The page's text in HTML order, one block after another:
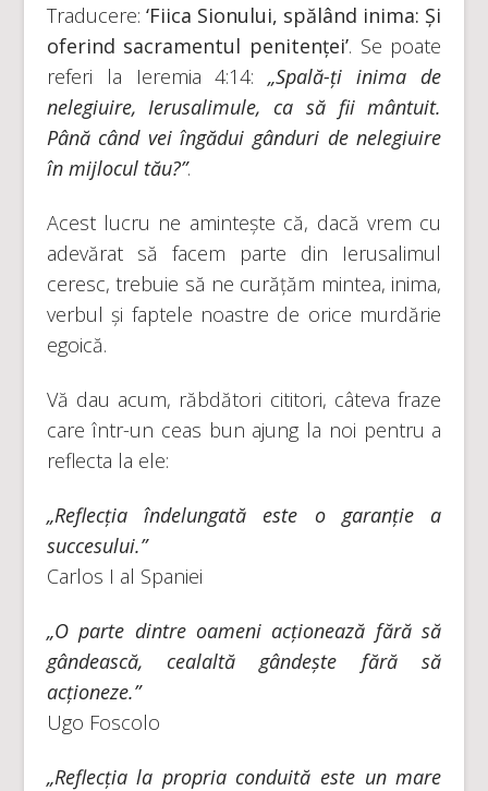
Traducere: ‘Fiica Sionului, spălând inima: Și
oferind sacramentul penitenței’. Se poate
referi la Ieremia 4:14:„Spală-ți inima de
nelegiuire, Ierusalimule, ca să fii mântuit.
Până când vei îngădui gânduri de nelegiuire
în mijlocul tău?”.
Acest lucru ne amintește că, dacă vrem cu
adevărat să facem parte din Ierusalimul
ceresc, trebuie să ne curățăm mintea, inima,
verbul și faptele noastre de orice murdărie
egoică.
Vă dau acum, răbdători cititori, câteva fraze
care într-un ceas bun ajung la noi pentru a
reflecta la ele:
„Reflecția îndelungată este o garanție a
succesului.”
Carlos I al Spaniei
„O parte dintre oameni acționează fără să
gândească, cealaltă gândește fără să
acționeze.”
Ugo Foscolo
„Reflecția la propria conduită este un mare